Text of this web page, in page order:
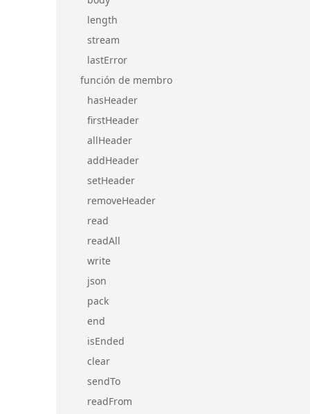
length
stream
lastError
función de membro
hasHeader
firstHeader
allHeader
addHeader
setHeader
removeHeader
read
readAll
write
json
pack
end
isEnded
clear
sendTo
readFrom